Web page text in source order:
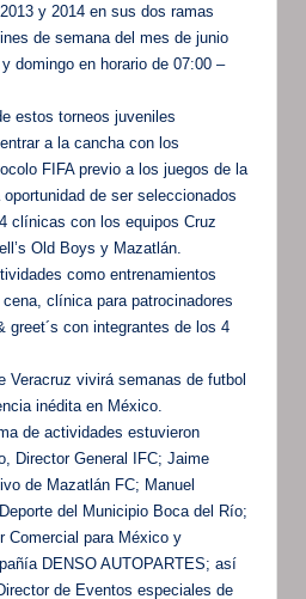
y 2014 en sus dos ramas
de semana del mes de junio
domingo en horario de 07:00 –
estos torneos juveniles
a la cancha con los
FIFA previo a los juegos de la
oportunidad de ser seleccionados
clínicas con los equipos Cruz
Old Boys y Mazatlán.
como entrenamientos
clínica para patrocinadores
greet´s con integrantes de los 4
Veracruz vivirá semanas de futbol
inédita en México.
de actividades estuvieron
Director General IFC; Jaime
de Mazatlán FC; Manuel
del Municipio Boca del Río;
Comercial para México y
DENSO AUTOPARTES; así
de Eventos especiales de